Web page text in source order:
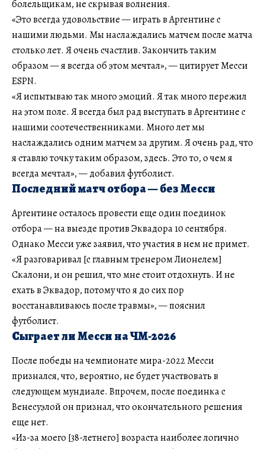
болельщикам, не скрывая волнения.
«Это всегда удовольствие — играть в Аргентине с
нашими людьми. Мы наслаждались матчем после матча
столько лет. Я очень счастлив. Закончить таким
образом — я всегда об этом мечтал», — цитирует Месси
ESPN.
«Я испытываю так много эмоций. Я так много пережил
на этом поле. Я всегда был рад выступать в Аргентине с
нашими соотечественниками. Много лет мы
наслаждались одним матчем за другим. Я очень рад, что
я ставлю точку таким образом, здесь. Это то, о чем я
всегда мечтал», — добавил футболист.
Последний матч отбора — без Месси
Аргентине осталось провести еще один поединок
отбора — на выезде против Эквадора 10 сентября.
Однако Месси уже заявил, что участия в нем не примет.
«Я разговаривал [с главным тренером Лионелем]
Скалони, и он решил, что мне стоит отдохнуть. И не
ехать в Эквадор, потому что я до сих пор
восстанавливаюсь после травмы», — пояснил
футболист.
Сыграет ли Месси на ЧМ-2026
После победы на чемпионате мира-2022 Месси
признался, что, вероятно, не будет участвовать в
следующем мундиале. Впрочем, после поединка с
Венесуэлой он признал, что окончательного решения
еще нет.
«Из-за моего [38-летнего] возраста наиболее логично